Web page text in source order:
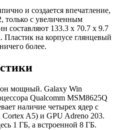
и создается впечатление,
только с увеличенным
составляют 133.3 x 70.7 x 9.7
на корпусе глянцевый
более.
мощный. Galaxy Win
Qualcomm MSM8625Q
наличие четырех ядер с
Cortex A5) и GPU Adreno 203.
1 ГБ, а встроенной 8 ГБ.